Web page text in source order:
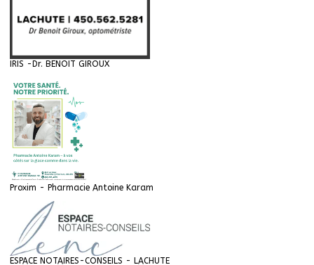
IRIS -Dr. BENOIT GIROUX
Proxim - Pharmacie Antoine Karam
ESPACE NOTAIRES-CONSEILS - LACHUTE